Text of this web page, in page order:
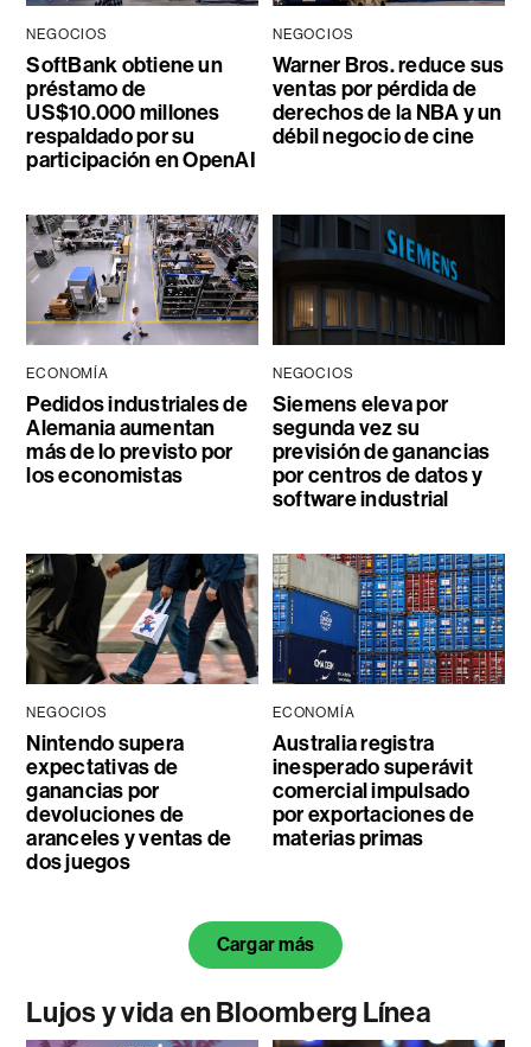
NEGOCIOS
SoftBank obtiene un
préstamo de
US$10.000 millones
respaldado por su
participación en OpenAI
NEGOCIOS
Warner Bros. reduce sus
ventas por pérdida de
derechos de la NBA y un
débil negocio de cine
ECONOMÍA
Pedidos industriales de
Alemania aumentan
más de lo previsto por
los economistas
NEGOCIOS
Siemens eleva por
segunda vez su
previsión de ganancias
por centros de datos y
software industrial
NEGOCIOS
Nintendo supera
expectativas de
ganancias por
devoluciones de
aranceles y ventas de
dos juegos
ECONOMÍA
Australia registra
inesperado superávit
comercial impulsado
por exportaciones de
materias primas
Cargar más
Lujos y vida en Bloomberg Línea